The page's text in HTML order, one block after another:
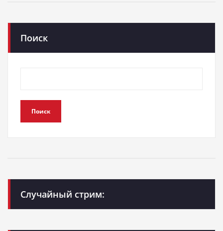
Поиск
Поиск
Случайный стрим: